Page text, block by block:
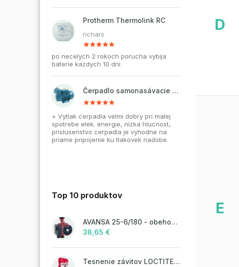
Protherm Thermolink RC
richars
po necelych 2 rokoch porucha vybija
baterie kazdych 10 dni
Čerpadlo samonasávacie WZI 750 na vodu, povrchové, liatinové
+ Vytlak cerpadla velmi dobry pri malej
spotrebe elek. energie, nizka hlucnost,
prislusenstvo cerpadla je vyhodne na
priame pripojenie ku tlakovek nadobe.
Top 10 produktov
AVANSA 25-6/180 - obehové čerpadlo, pripojovací závit 6/4"
38,65 €
Tesnenie závitov LOCTITE 55 - 160 m, návin
D
E